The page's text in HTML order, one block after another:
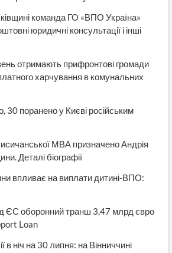
команда ГО «ВПО Україна»
юридичні консультації і інші
отримають прифронтові громади
харчування в комунальних
30 поранено у Києві російським
МВА призначено Андрія
Деталі біографії
впливає на виплати дитині-ВПО:
ЄС оборонний транш 3,47 млрд євро
Loan
в ніч на 30 липня: на Вінниччині